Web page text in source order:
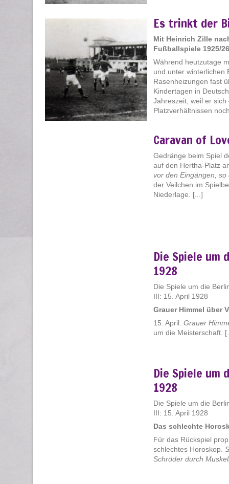
Es trinkt der
Mit Heinrich Zille
Fußballspiele 1925/26
Während heutzutage
und unter winterlichen
Rasenheizungen fast
Kindertagen in
Jahreszeit, weil er
Platzverhältnissen
Caravan of
Gedränge beim Spiel
auf den Hertha-Platz
vor den Eingängen,
der Veilchen im
Niederlage. [...]
Die Spiele
1928
Die Spiele um die
III: 15. April 1928
Grauer Himmel über
15. April. Grauer
um die Meisterschaft.
Die Spiele
1928
Die Spiele um die
III: 15. April 1928
Das schlechte
Für das Rückspiel
schlechtes Horoskop.
Schröder durch